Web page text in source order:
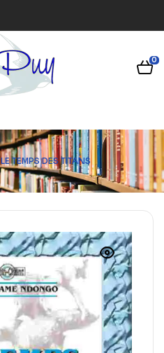
0
LE TEMPS DES TITANS